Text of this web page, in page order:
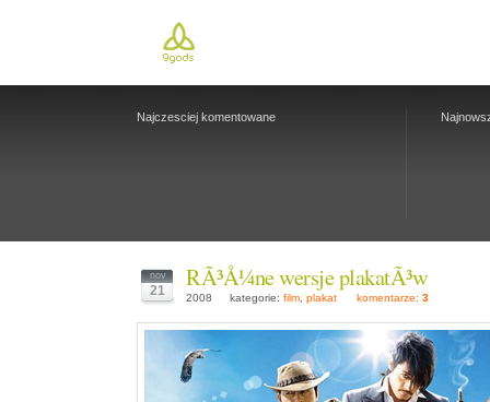
Najczesciej komentowane
nov
21 RÃ³Å¼ne wersje plakatÃ³w
2008 kategorie: film plakat komentarze: 3